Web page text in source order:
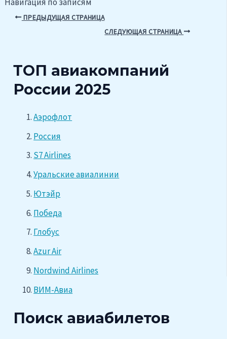
Навигация по записям
ПРЕДЫДУЩАЯ СТРАНИЦА
СЛЕДУЮЩАЯ СТРАНИЦА
ТОП авиакомпаний
России 2025
Аэрофлот
Россия
S7 Airlines
Уральские авиалинии
Ютэйр
Победа
Глобус
Azur Air
Nordwind Airlines
ВИМ-Авиа
Поиск авиабилетов